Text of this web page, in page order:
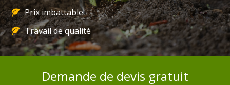
Prix imbattable
Travail de qualité
Demande de devis gratuit